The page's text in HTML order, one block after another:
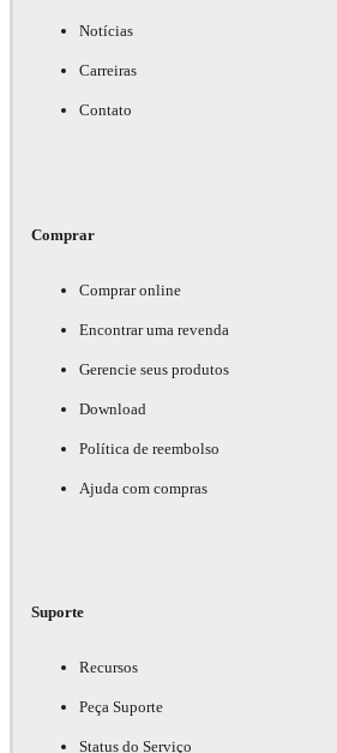
Notícias
Carreiras
Contato
Comprar
Comprar online
Encontrar uma revenda
Gerencie seus produtos
Download
Política de reembolso
Ajuda com compras
Suporte
Recursos
Peça Suporte
Status do Serviço